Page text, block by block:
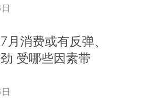
月消费或有反弹、
受哪些因素带